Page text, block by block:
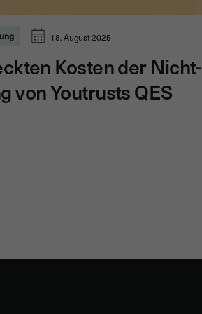
18. August 2025
Kosten der Nicht-
von Youtrusts QES